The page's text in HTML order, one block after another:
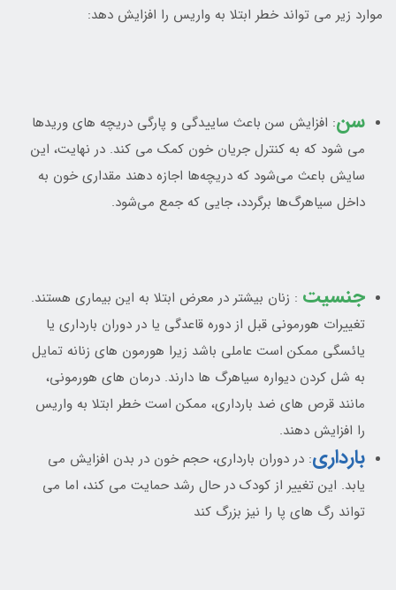
موارد زير مي تواند خطر ابتلا به واريس را افزايش دهد:
سن: افزايش سن باعث ساييدگي و پارگي دريچه هاي وريدها
مي شود که به کنترل جريان خون کمک مي کند. در نهايت، اين
سايش باعث مي‌شود که دريچه‌ها اجازه دهند مقداري خون به
داخل سياهرگ‌ها برگردد، جايي که جمع مي‌شود.
جنسيت : زنان بيشتر در معرض ابتلا به اين بيماري هستند.
تغييرات هورموني قبل از دوره قاعدگي يا در دوران بارداري يا
يائسگي ممکن است عاملي باشد زيرا هورمون هاي زنانه تمايل
به شل کردن ديواره سياهرگ ها دارند. درمان هاي هورموني،
مانند قرص هاي ضد بارداري، ممکن است خطر ابتلا به واريس
را افزايش دهند.
بارداری: در دوران بارداري، حجم خون در بدن افزايش مي
يابد. اين تغيير از کودک در حال رشد حمايت مي کند، اما مي
تواند رگ هاي پا را نيز بزرگ کند